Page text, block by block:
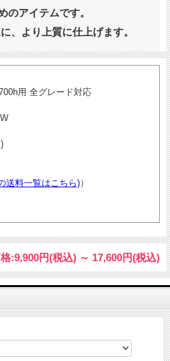
のアイテムです。
、より上質に仕上げます。
用 全グレード対応
送料一覧はこちら)）
:9,900円(税込) ～ 17,600円(税込)